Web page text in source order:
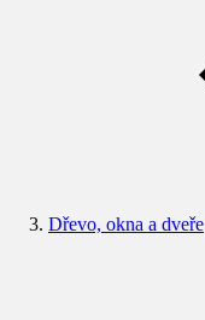
Dřevo, okna a dveře